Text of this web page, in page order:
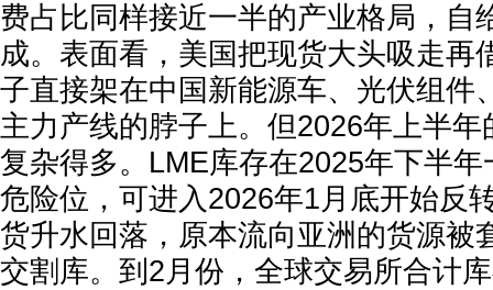
费占比同样接近一半的产业格局，自
成。表面看，美国把现货大头吸走再
子直接架在中国新能源车、光伏组件
主力产线的脖子上。但2026年上半
复杂得多。LME库存在2025年下半
危险位，可进入2026年1月底开始反
货升水回落，原本流向亚洲的货源被
交割库。到2月份，全球交易所合计